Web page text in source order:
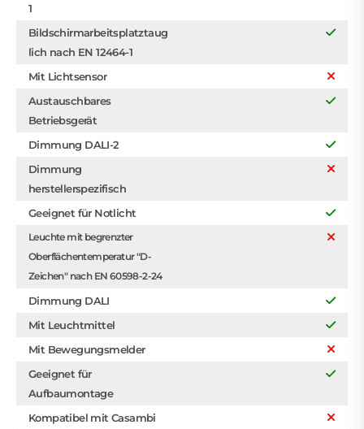
1
Bildschirmarbeitsplatztaug
lich nach EN 12464-1
Mit Lichtsensor
Austauschbares
Betriebsgerät
Dimmung DALI-2
Dimmung
herstellerspezifisch
Geeignet für Notlicht
Leuchte mit begrenzter
Oberflächentemperatur "D-
Zeichen" nach EN 60598-2-24
Dimmung DALI
Mit Leuchtmittel
Mit Bewegungsmelder
Geeignet für
Aufbaumontage
Kompatibel mit Casambi